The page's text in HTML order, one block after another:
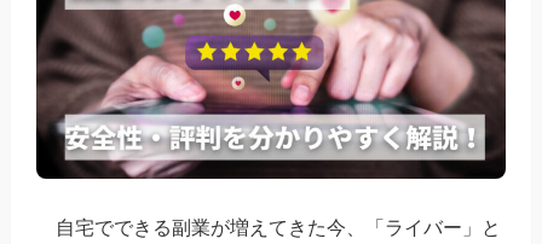
自宅でできる副業が増えてきた今、「ライバー」と